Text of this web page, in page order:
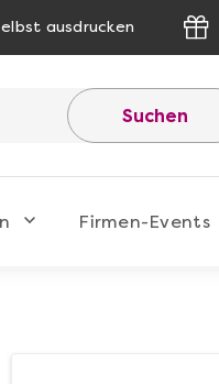
ausdrucken
Suchen
Firmen-Events